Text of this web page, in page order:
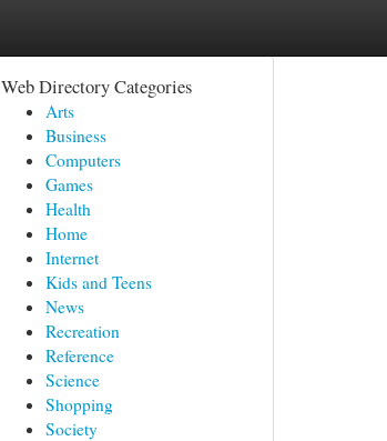
Web Directory Categories
Arts
Business
Computers
Games
Health
Home
Internet
Kids and Teens
News
Recreation
Reference
Science
Shopping
Society